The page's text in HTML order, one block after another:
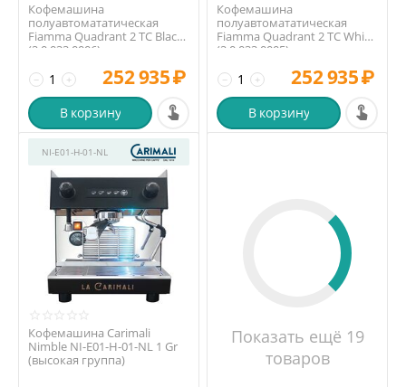
Кофемашина
полуавтомататическая
Fiamma Quadrant 2 TC Black
(2.0.033.0006)
+
− 252 935₽
В корзину
Кофемашина
полуавтомататическая
Fiamma Quadrant 2 TC White
(2.0.033.0005)
+
− 252 935₽
В корзину
NI-E01-H-01-NL
Кофемашина Carimali
Nimble NI-E01-H-01-NL 1 Gr
(высокая группа)
Показать ещё 19
товаров